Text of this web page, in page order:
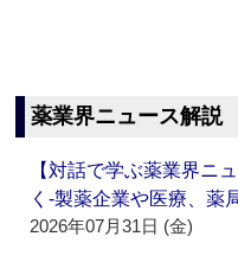
薬業界ニュース解説
【対話で学ぶ薬業界ニ
く‐製薬企業や医療、
2026年07月31日 (金)